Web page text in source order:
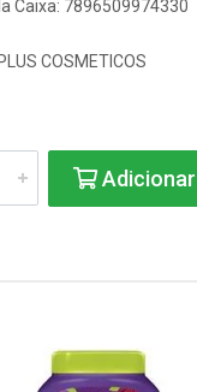
Caixa: 7896509974330
COSMETICOS